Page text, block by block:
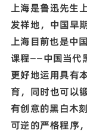
上海是鲁迅先生
发祥地，中国早
上海目前也是中
课程——中国当代
更好地运用具有
育，同时也可以
有创意的黑白木
可逆的严格程序